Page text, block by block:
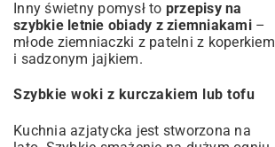
Inny świetny pomysł to przepisy na
szybkie letnie obiady z ziemniakami–
młode ziemniaczki z patelni z koperkiem
i sadzonym jajkiem.
Szybkie woki z kurczakiem lub tofu
Kuchnia azjatycka jest stworzona na